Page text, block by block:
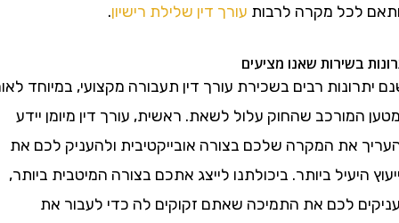
לכל מקרה לרבותעורך דין שלילת רישיון.
בשירות שאנו מציעים
רבים בשכירת עורך דין תעבורה מקצועי, במיוחד לאור
שהחוק עלול לשאת. ראשית, עורך דין מיומן יידע
את המקרה שלכם בצורה אובייקטיבית ולהעניק לכם את
היעיל ביותר. ביכולתנו לייצג אתכם בצורה המיטבית ביותר,
לכם את התמיכה שאתם זקוקים לה כדי לעבור את